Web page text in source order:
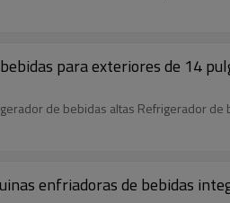
para exteriores de 14
de bebidas altas Refrigerador
enfriadoras de bebidas